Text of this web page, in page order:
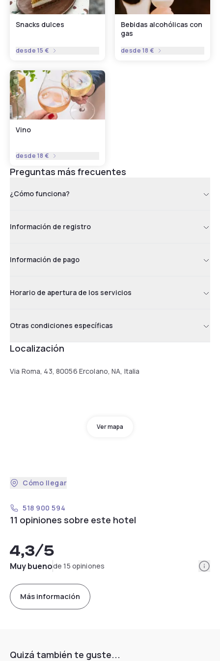
Snacks dulces
desde 15 €
Bebidas alcohólicas con
gas
desde 18 €
Vino
desde 18 €
Preguntas más frecuentes
¿Cómo funciona?
Información de registro
Información de pago
Horario de apertura de los servicios
Otras condiciones específicas
Localización
Via Roma, 43, 80056 Ercolano, NA, Italia
Ver mapa
Cómo llegar
518 900 594
11 opiniones sobre este hotel
4,3/5
Muy buenode 15 opiniones
Más información
Quizá también te guste...